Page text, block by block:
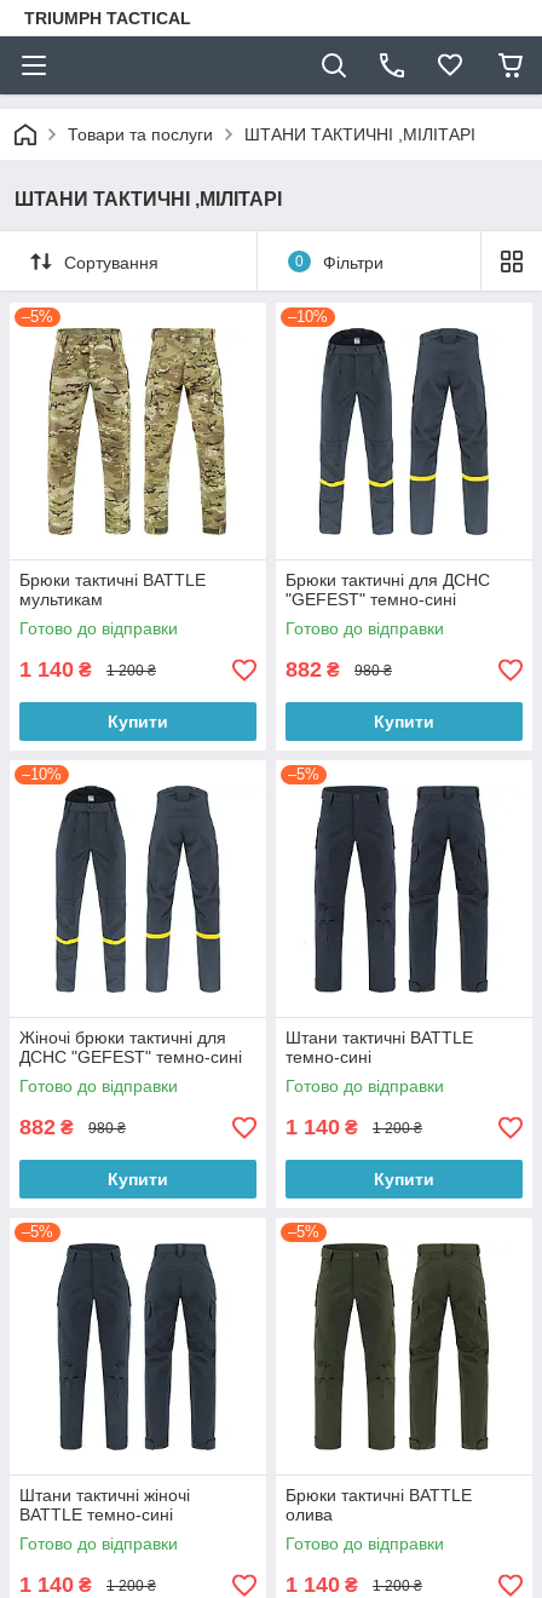
TRIUMPH TACTICAL
Товари та послуги ШТАНИ ТАКТИЧНІ ,МІЛІТАРІ
ШТАНИ ТАКТИЧНІ ,МІЛІТАРІ
Сортування 0 Фільтри
–5%
Брюки тактичні BATTLE
мультикам
Готово до відправки
1 140 ₴ 1 200 ₴
Купити
–10%
Брюки тактичні для ДСНС
"GEFEST" темно-сині
Готово до відправки
882 ₴ 980 ₴
Купити
–10%
Жіночі брюки тактичні для
ДСНС "GEFEST" темно-сині
Готово до відправки
882 ₴ 980 ₴
Купити
–5%
Штани тактичні BATTLE
темно-сині
Готово до відправки
1 140 ₴ 1 200 ₴
Купити
–5%
Штани тактичні жіночі
BATTLE темно-сині
Готово до відправки
1 140 ₴ 1 200 ₴
–5%
Брюки тактичні BATTLE
олива
Готово до відправки
1 140 ₴ 1 200 ₴